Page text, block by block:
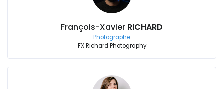
François-Xavier RICHARD
Photographe
FX Richard Photography